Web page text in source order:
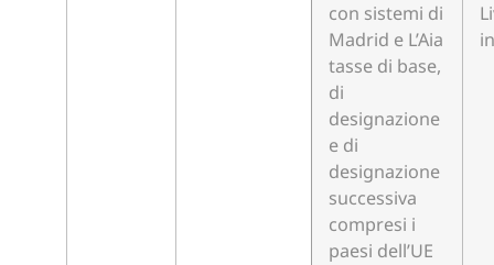
con sistemi di
Madrid e L’Aia
tasse di base,
di
designazione
e di
designazione
successiva
compresi i
paesi dell’UE